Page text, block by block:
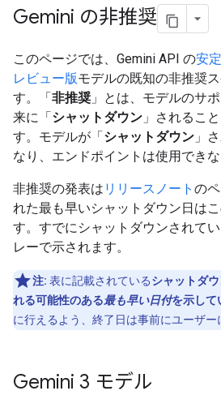
Gemini の非推奨
このページでは、Gemini API の安
レビュー版モデルの既知の非推奨
す。「非推奨 」とは、モデルのサ
来に「シャットダウン 」されるこ
す。モデルが「シャットダウン 」
なり、エンドポイントは使用できな
非推奨の発表は リリースノート の
れた最も早いシャットダウン日は
す。すでにシャットダウンされて
レーで示されます。
注: 表に記載されているシャットダ
れる可能性のある最も早い日付を示して
に行えるよう、終了日は事前にユーザー
Gemini 3 モデル